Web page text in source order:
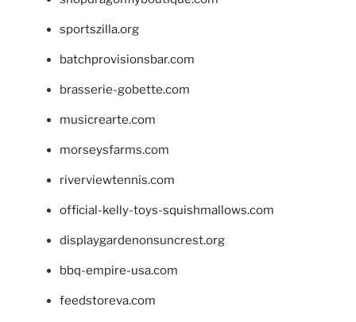
sportszilla.org
batchprovisionsbar.com
brasserie-gobette.com
musicrearte.com
morseysfarms.com
riverviewtennis.com
official-kelly-toys-squishmallows.com
displaygardenonsuncrest.org
bbq-empire-usa.com
feedstoreva.com